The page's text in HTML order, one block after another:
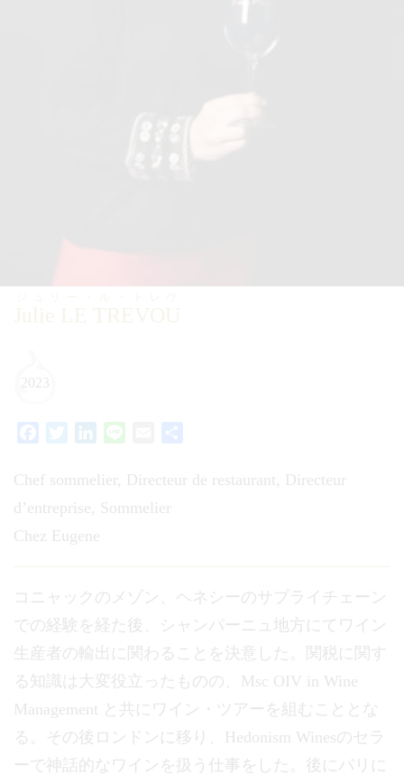
2023
FacebookTwitterLinkedIn Email
Chef sommelier, Directeur de restaurant, Directeur
d’entreprise, Sommelier
Chez Eugene
コニャックのメゾン、ヘネシーのサプライチェーン
での経験を経た後、シャンパーニュ地方にてワイン
生産者の輸出に関わることを決意した。関税に関す
る知識は大変役立ったものの、Msc OIV in Wine
Management と共にワイン・ツアーを組むこととな
る。その後ロンドンに移り、Hedonism Winesのセラ
ーで神話的なワインを扱う仕事をした。後にパリに